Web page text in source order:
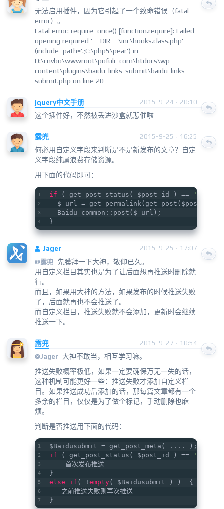
无法启用插件，因为它引起了一个致命错误（fatal
error）。
Fatal error: require_once() [function.require]: Failed
opening required '__DIR__\inc\hooks.class.php'
(include_path='.;C:\php5\pear') in
D:\cnvbo\wwwroot\pofuli_com\htdocs\wp-
content\plugins\baidu-links-submit\baidu-links-
submit.php on line 20
jquery中文手册 2015-9-24 · 20:10
这个插件好，不然被丢进沙盒就悲催啦
露兜 2015-9-25 · 16:25
何必用自定义字段来判断是不是新发布的文章？自定
义字段纯属浪费存储资源。
用下面的代码即可：
if ( get_post_status( $post_id ) ==
$_url =
  Baidu_common::post($_url);
}
Jager
2015-9-25 · 17:07
@露兜 先膜拜一下大神，敬仰已久。
用自定义栏目其实也是为了让后面想再推送时删除就
行。
而且，如果用大神的方法，如果发布的时候推送失败
了，后面就再也不会推送了。
而自定义栏目，推送失败就不会添加，更新时会继续
推送一下。
露兜
2015-9-27 · 10:54
@Jager
大神不敢当，相互学习嘛。
推送失败概率极低，如果一定要确保万无一失的话，
这种机制可能更好一些：推送失败才添加自定义栏
目。如果推送成功后添加的话，那每篇文章都有一个
多余的栏目，仅仅是为了做个标记，手动删除也麻
烦。
判断是否推送用下面的代码：
$Baidusubmit = get_post_meta( .... );
if ( get_post_status( $post_id ) ==
    首次发布推送
}
else
if ( ! empty( $Baidusubmit ) )  {
   之前推送失败则再次推送
}